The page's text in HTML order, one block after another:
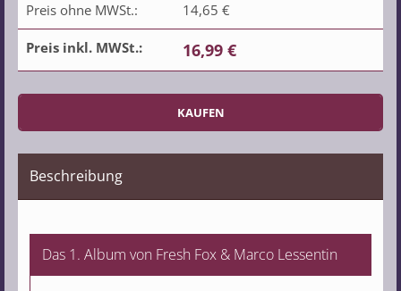
Preis ohne MWSt.: 14,65 €
Preis inkl. MWSt.: 16,99 €
Beschreibung
Das 1. Album von Fresh Fox & Marco Lessentin